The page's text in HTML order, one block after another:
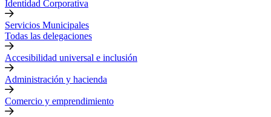
Identidad Corporativa
Servicios Municipales
Todas las delegaciones
Accesibilidad universal e inclusión
Administración y hacienda
Comercio y emprendimiento